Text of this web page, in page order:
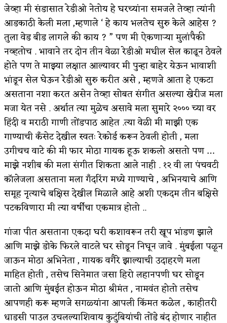
जेव्हा मी संडासात रेडीओ नेतोय हे घरच्यांना समजले तेव्हा त्यांनी
आडकाठी केली मला ,म्हणाले ‘ हे काय भलतेच सुरु केले आहेस ?
तुला वेड बीड लागले की काय ? ” पण मी ऐकणाऱ्या मुलांपैकी
नव्हतोच . भावाने तर दोन तीन वेळा रेडीओ मधील सेल काढून ठेवले
होते पण ते माझ्या लक्षात आल्यावर मी पुन्हा बाहेर येऊन भावाशी
भांडून सेल घेऊन रेडीओ सुरु करीत असे , म्हणजे आता हे एकटा
असताना नशा करत असेन तेव्हा सोबत संगीत असल्या खेरीज मला
मजा येत नसे . अर्थात त्या मुळेच असावे मला सुमारे २००० च्या वर
हिंदी व मराठी गाणी तोंडपाठ आहेत .त्या वेळी मी माझी एक
गाण्याची कँसेट देखील स्वतः रेकोर्ड करून ठेवली होती , मला
उगीचच वाटे की मी फार मोठा गायक हूऊ शकलो असतो पण …
माझे नशीब की मला संगीत शिकता आले नाही . १२ वी ला पंचवटी
कॉलेजला असताना मला गँदरिंग मध्ये गाण्याचे , अभिनयाचे आणि
समूह नृत्याचे बक्षिस देखील मिळाले आहे अशी एकदम तीन बक्षिसे
पटकविणारा मी त्या वर्षीचा एकमात्र होतो ..
गांजा पीत असताना एकदा घरी कशावरून तरी खूप भांडण झाले
आणि माझे डोके फिरले वाटले घर सोडून निघून जावे . मुंबईला पळून
जाऊन मोठा अभिनेता , गायक वगैरे झाल्याची उदाहरणे मला
माहित होती , तसेच सिनेमात जसा हिरो लहानपणी घर सोडून
जातो आणि मुंबईत होऊन मोठा श्रीमंत , नामवंत होतो तसेच
आपणही करू म्हणजे सगळ्यांना आपली किंमत कळेल , काहीतरी
धाडसी पाउल उचलल्याशिवाय कुटुंबियांची तोंडे बंद होणार नाहीत